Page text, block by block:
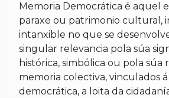
Memoria Democrática é aquel
paraxe ou patrimonio cultural,
intanxible no que se
singular relevancia pola súa
histórica, simbólica ou pola súa
memoria colectiva, vinculados
democrática, a loita da